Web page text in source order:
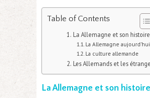
Table of Contents
La Allemagne et son histoire
La Allemagne aujourd’hui
La culture allemande
Les Allemands et les
La Allemagne et son histoire